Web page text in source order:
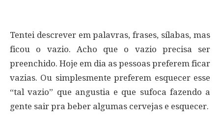
Tentei descrever em palavras, frases, sílabas, mas
ficou o vazio. Acho que o vazio precisa ser
preenchido. Hoje em dia as pessoas preferem ficar
vazias. Ou simplesmente preferem esquecer esse
“tal vazio” que angustia e que sufoca fazendo a
gente sair pra beber algumas cervejas e esquecer.